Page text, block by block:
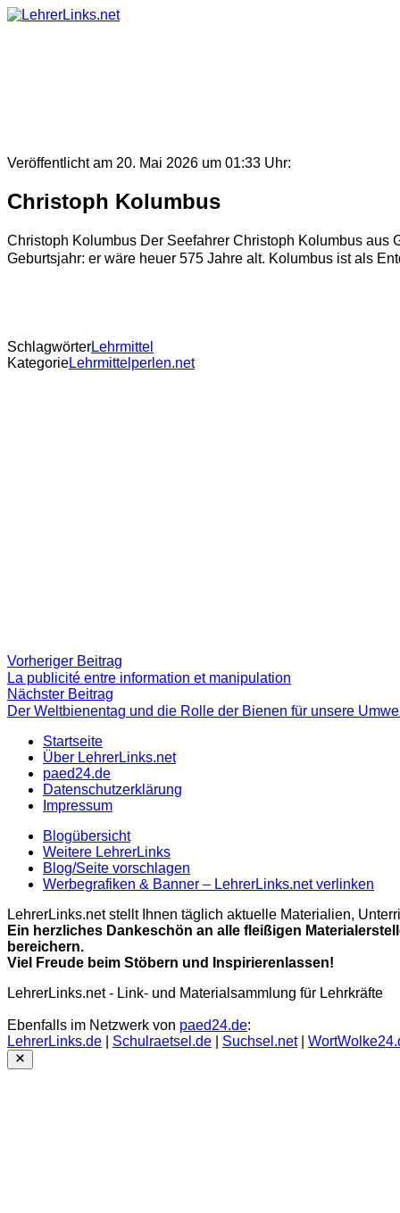
Skip
Veröffentlicht am 20. Mai 2026 um 01:33 Uhr:
Christoph Kolumbus
Christoph Kolumbus Der Seefahrer Christoph Kolumbus aus
Geburtsjahr: er wäre heuer 575 Jahre alt. Kolumbus ist als
SchlagwörterLehrmittel
KategorieLehrmittelperlen.net
Beitragsnavigation
Vorheriger Beitrag
Beitrag:
La publicité entre information et manipulation
Nächster Beitrag
Beitrag
Der Weltbienentag und die Rolle der Bienen für unsere
Startseite
Über LehrerLinks.net
paed24.de
Datenschutzerklärung
Impressum
Blogübersicht
Weitere LehrerLinks
Blog/Seite vorschlagen
Werbegrafiken & Banner – LehrerLinks.net verlinken
LehrerLinks.net stellt Ihnen täglich aktuelle Materialien,
Ein herzliches Dankeschön an alle fleißigen
bereichern.
Viel Freude beim Stöbern und Inspirierenlassen!
LehrerLinks.net - Link- und Materialsammlung für Lehrkräfte
Ebenfalls im Netzwerk von paed24.de:
LehrerLinks.de
Schulraetsel.de Suchsel.net|
Close